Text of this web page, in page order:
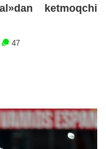
ketmoqchi
47